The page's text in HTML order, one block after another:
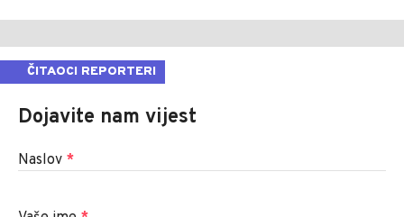
ČITAOCI REPORTERI
Dojavite nam vijest
Naslov *